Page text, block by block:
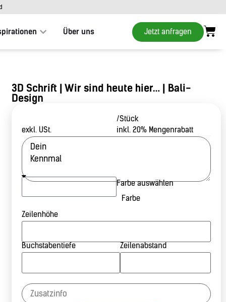
Über uns Jetzt anfragen
3D Schrift | Wir sind heute hier… | Bali-
Design
/Stück
exkl. USt.
inkl. 20% Mengenrabatt
Farbe auswählen
Farbe
Zeilenhöhe
Buchstabentiefe Zeilenabstand